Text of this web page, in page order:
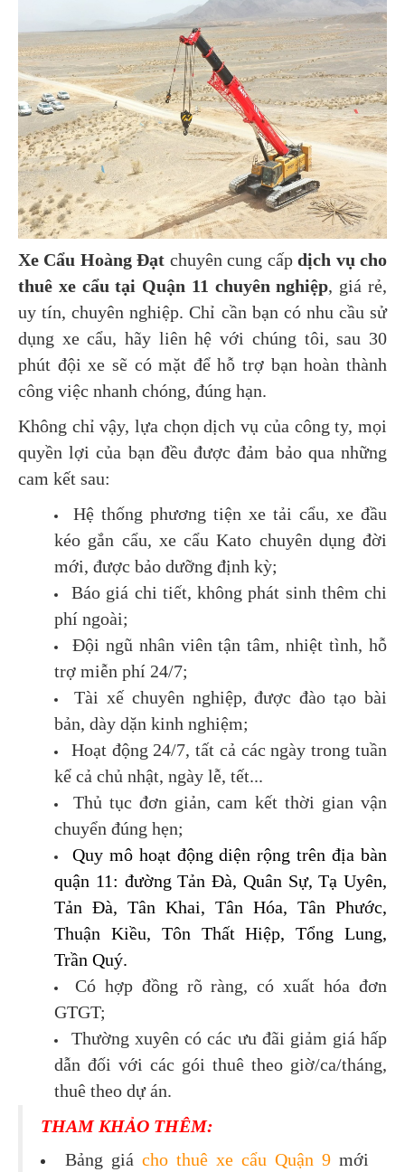
Xe Cẩu Hoàng Đạt chuyên cung cấpdịch vụ cho
thuê xe cẩu tại Quận 11 chuyên nghiệp, giá rẻ,
uy tín, chuyên nghiệp. Chỉ cần bạn có nhu cầu sử
dụng xe cẩu, hãy liên hệ với chúng tôi, sau 30
phút đội xe sẽ có mặt để hỗ trợ bạn hoàn thành
công việc nhanh chóng, đúng hạn.
Không chỉ vậy, lựa chọn dịch vụ của công ty, mọi
quyền lợi của bạn đều được đảm bảo qua những
cam kết sau:
Hệ thống phương tiện xe tải cẩu, xe đầu
kéo gắn cẩu, xe cẩu Kato chuyên dụng đời
mới, được bảo dưỡng định kỳ;
Báo giá chi tiết, không phát sinh thêm chi
phí ngoài;
Đội ngũ nhân viên tận tâm, nhiệt tình, hỗ
trợ miễn phí 24/7;
Tài xế chuyên nghiệp, được đào tạo bài
bản, dày dặn kinh nghiệm;
Hoạt động 24/7, tất cả các ngày trong tuần
kể cả chủ nhật, ngày lễ, tết...
Thủ tục đơn giản, cam kết thời gian vận
chuyển đúng hẹn;
Quy mô hoạt động diện rộng trên địa bàn
quận 11: đường Tản Đà, Quân Sự, Tạ Uyên,
Tản Đà, Tân Khai, Tân Hóa, Tân Phước,
Thuận Kiều, Tôn Thất Hiệp, Tổng Lung,
Trần Quý.
Có hợp đồng rõ ràng, có xuất hóa đơn
GTGT;
Thường xuyên có các ưu đãi giảm giá hấp
dẫn đối với các gói thuê theo giờ/ca/tháng,
thuê theo dự án.
THAM KHẢO THÊM:
Bảng giácho thuê xe cẩu Quận 9 mới